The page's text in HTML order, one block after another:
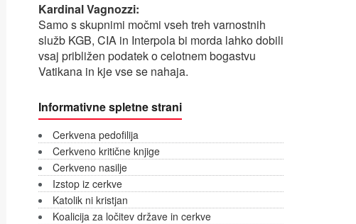
Kardinal Vagnozzi:
Samo s skupnimi močmi vseh treh varnostnih
služb KGB, CIA in Interpola bi morda lahko dobili
vsaj približen podatek o celotnem bogastvu
Vatikana in kje vse se nahaja.
Informativne spletne strani
Cerkvena pedofilija
Cerkveno kritične knjige
Cerkveno nasilje
Izstop iz cerkve
Katolik ni kristjan
Koalicija za ločitev države in cerkve